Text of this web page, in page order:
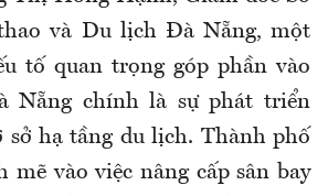
và Du lịch Đà Nẵng, một
tố quan trọng góp phần vào
Nẵng chính là sự phát triển
sở hạ tầng du lịch. Thành phố
mẽ vào việc nâng cấp sân bay